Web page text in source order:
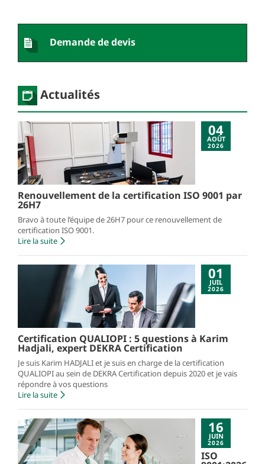
Demande de devis
Actualités
04
AOÛT
2026
Renouvellement de la certification ISO 9001 par
26H7
Bravo à toute l’équipe de 26H7 pour ce renouvellement de
certification ISO 9001.
Lire la suite
01
JUIL
2026
Certification QUALIOPI : 5 questions à Karim
Hadjali, expert DEKRA Certification
Je suis Karim HADJALI et je suis en charge de la certification
QUALIOPI au sein de DEKRA Certification depuis 2020 et je vais
répondre à vos questions
Lire la suite
16
JUIN
2026
ISO